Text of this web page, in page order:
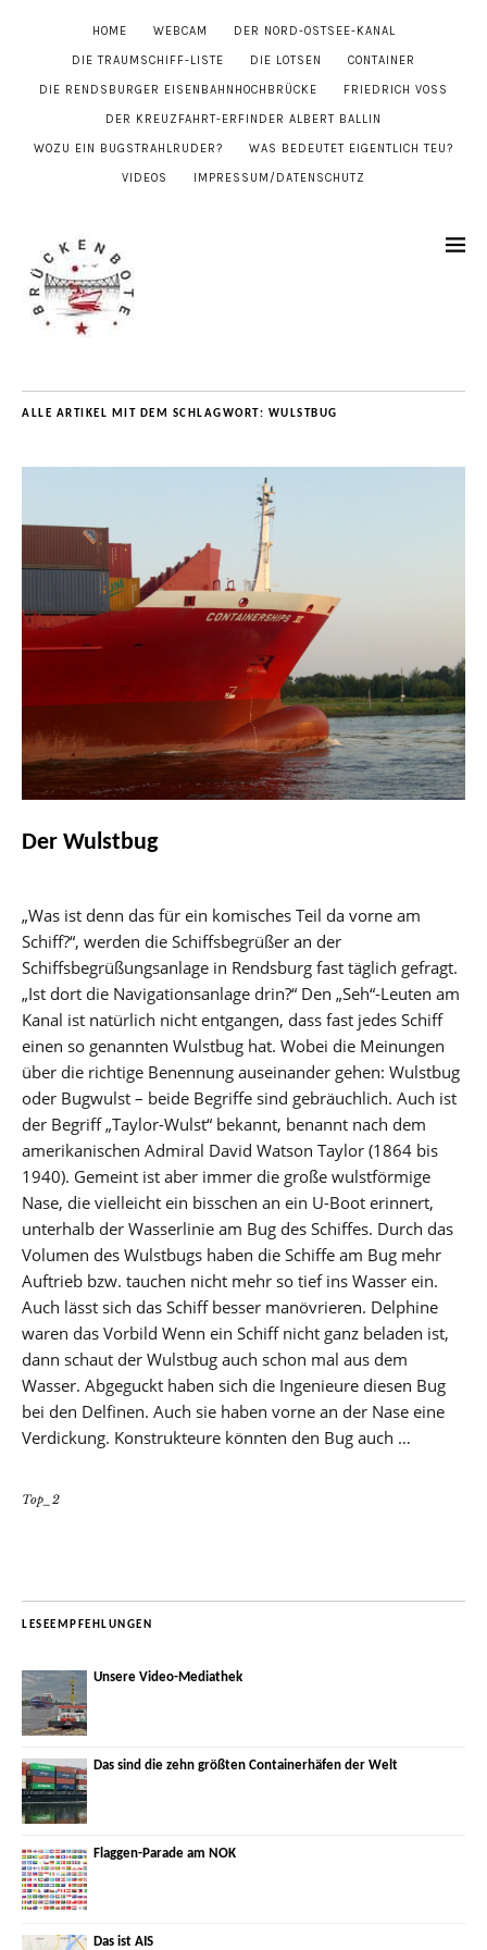
HOME WEBCAM DER NORD-OSTSEE-KANAL
DIE TRAUMSCHIFF-LISTE DIE LOTSEN CONTAINER
DIE RENDSBURGER EISENBAHNHOCHBRÜCKE FRIEDRICH VOSS
DER KREUZFAHRT-ERFINDER ALBERT BALLIN
WOZU EIN BUGSTRAHLRUDER? WAS BEDEUTET EIGENTLICH TEU?
VIDEOS IMPRESSUM/DATENSCHUTZ
ALLE ARTIKEL MIT DEM SCHLAGWORT: WULSTBUG
Der Wulstbug
„Was ist denn das für ein komisches Teil da vorne am
Schiff?“, werden die Schiffsbegrüßer an der
Schiffsbegrüßungsanlage in Rendsburg fast täglich gefragt.
„Ist dort die Navigationsanlage drin?“ Den „Seh“-Leuten am
Kanal ist natürlich nicht entgangen, dass fast jedes Schiff
einen so genannten Wulstbug hat. Wobei die Meinungen
über die richtige Benennung auseinander gehen: Wulstbug
oder Bugwulst – beide Begriffe sind gebräuchlich. Auch ist
der Begriff „Taylor-Wulst“ bekannt, benannt nach dem
amerikanischen Admiral David Watson Taylor (1864 bis
1940). Gemeint ist aber immer die große wulstförmige
Nase, die vielleicht ein bisschen an ein U-Boot erinnert,
unterhalb der Wasserlinie am Bug des Schiffes. Durch das
Volumen des Wulstbugs haben die Schiffe am Bug mehr
Auftrieb bzw. tauchen nicht mehr so tief ins Wasser ein.
Auch lässt sich das Schiff besser manövrieren. Delphine
waren das Vorbild Wenn ein Schiff nicht ganz beladen ist,
dann schaut der Wulstbug auch schon mal aus dem
Wasser. Abgeguckt haben sich die Ingenieure diesen Bug
bei den Delfinen. Auch sie haben vorne an der Nase eine
Verdickung. Konstrukteure könnten den Bug auch …
Top_2
LESEEMPFEHLUNGEN
Unsere Video-Mediathek
Das sind die zehn größten Containerhäfen der Welt
Flaggen-Parade am NOK
Das ist AIS